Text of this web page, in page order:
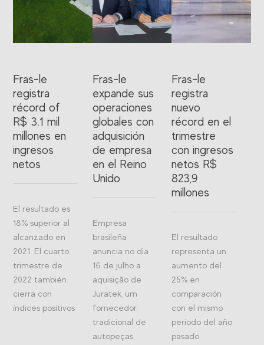
Fras-le
registra
récord of
R$ 3.1 mil
millones en
ingresos
netos
El resultado es
18% superior al
alcanzado en
2021. El cuarto
trimestre de
2022 también
cierra con
índices positivos
Fras-le
expande sus
operaciones
globales con
adquisición
de empresa
en el Reino
Unido
Empresa
brasileña
anuncia no dia
16 de julho a
aquisição de
Juratek, um
fornecedor
tradicional de
autopeças
Fras-le
registra
nuevo
récord en el
trimestre
con ingresos
netos R$
823,9
millones
El resultado
representa un
aumento del
25% en
comparación
con el mismo
período del año
pasado